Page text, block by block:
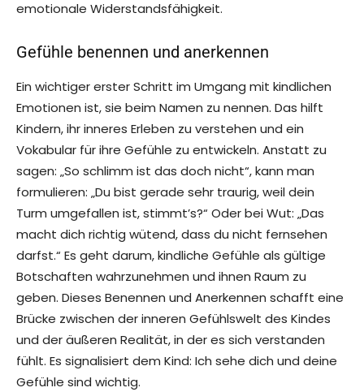
emotionale Widerstandsfähigkeit.
Gefühle benennen und anerkennen
Ein wichtiger erster Schritt im Umgang mit kindlichen
Emotionen ist, sie beim Namen zu nennen. Das hilft
Kindern, ihr inneres Erleben zu verstehen und ein
Vokabular für ihre Gefühle zu entwickeln. Anstatt zu
sagen: „So schlimm ist das doch nicht“, kann man
formulieren: „Du bist gerade sehr traurig, weil dein
Turm umgefallen ist, stimmt’s?“ Oder bei Wut: „Das
macht dich richtig wütend, dass du nicht fernsehen
darfst.“ Es geht darum, kindliche Gefühle als gültige
Botschaften wahrzunehmen und ihnen Raum zu
geben. Dieses Benennen und Anerkennen schafft eine
Brücke zwischen der inneren Gefühlswelt des Kindes
und der äußeren Realität, in der es sich verstanden
fühlt. Es signalisiert dem Kind: Ich sehe dich und deine
Gefühle sind wichtig.